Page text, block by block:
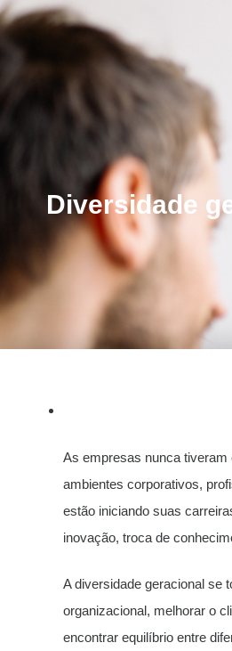
Diversidade
As empresas nunca tiveram
ambientes corporativos,
estão iniciando suas
inovação, troca de
A diversidade geracional se
organizacional, melhorar o
encontrar equilíbrio entre